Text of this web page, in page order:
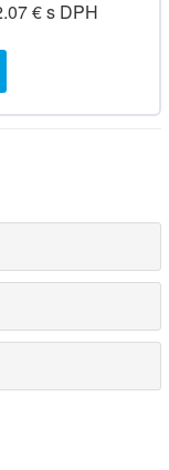
€ s DPH